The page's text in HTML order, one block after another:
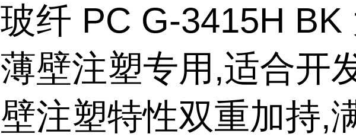
玻纤 PC G-3415H BK
薄壁注塑专用,适合开
壁注塑特性双重加持,